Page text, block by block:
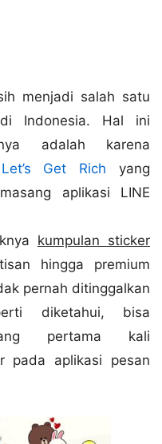
menjadi salah satu
Indonesia. Hal ini
adalah karena
Get Rich yang
aplikasi LINE
kumpulan sticker
hingga premium
pernah ditinggalkan
diketahui, bisa
pertama kali
pada aplikasi pesan